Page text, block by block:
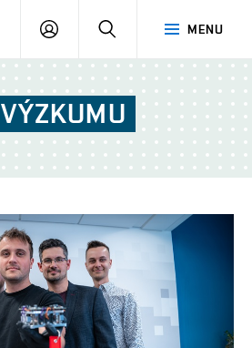
MENU
PŘIHLÁŠENÍ
VÝZKUMU